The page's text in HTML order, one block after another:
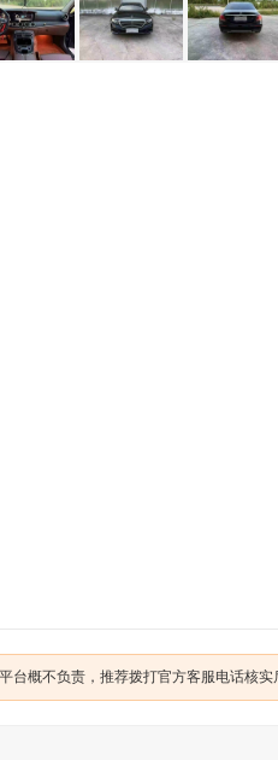
台概不负责，推荐拨打官方客服电话核